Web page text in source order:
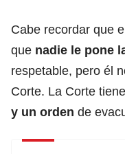
Cabe recordar que
que nadie le pone
respetable, pero él
Corte. La Corte
y un orden de